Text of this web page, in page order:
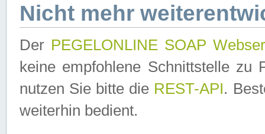
Nicht mehr
Der PEGELONLINE SOAP
keine empfohlene Schnittstelle zu
nutzen Sie bitte die REST-API.
weiterhin bedient.